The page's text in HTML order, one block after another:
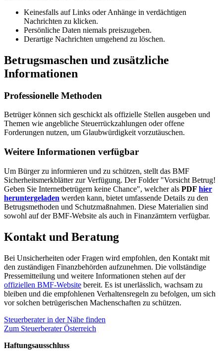
Keinesfalls auf Links oder Anhänge in verdächtigen
Nachrichten zu klicken.
Persönliche Daten niemals preiszugeben.
Derartige Nachrichten umgehend zu löschen.
Betrugsmaschen und zusätzliche
Informationen
Professionelle Methoden
Betrüger können sich geschickt als offizielle Stellen ausgeben und
Themen wie angebliche Steuerrückzahlungen oder offene
Forderungen nutzen, um Glaubwürdigkeit vorzutäuschen.
Weitere Informationen verfügbar
Um Bürger zu informieren und zu schützen, stellt das BMF
Sicherheitsmerkblätter zur Verfügung. Der Folder "Vorsicht Betrug!
Geben Sie Internetbetrügern keine Chance", welcher als PDF hier
heruntergeladen werden kann, bietet umfassende Details zu den
Betrugsmethoden und Schutzmaßnahmen. Diese Materialien sind
sowohl auf der BMF-Website als auch in Finanzämtern verfügbar.
Kontakt und Beratung
Bei Unsicherheiten oder Fragen wird empfohlen, den Kontakt mit
den zuständigen Finanzbehörden aufzunehmen. Die vollständige
Pressemitteilung und weitere Informationen stehen auf der
offiziellen BMF-Website bereit. Es ist unerlässlich, wachsam zu
bleiben und die empfohlenen Verhaltensregeln zu befolgen, um sich
vor solchen betrügerischen Machenschaften zu schützen.
Steuerberater in der Nähe finden
Zum Steuerberater Österreich
Haftungsausschluss